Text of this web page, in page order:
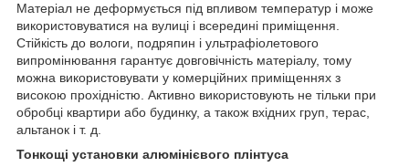
Матеріал не деформується під впливом температур і може
використовуватися на вулиці і всередині приміщення.
Стійкість до вологи, подряпин і ультрафіолетового
випромінювання гарантує довговічність матеріалу, тому
можна використовувати у комерційних приміщеннях з
високою прохідністю. Активно використовують не тільки при
обробці квартири або будинку, а також вхідних груп, терас,
альтанок і т. д.
Тонкощі установки алюмінієвого плінтуса